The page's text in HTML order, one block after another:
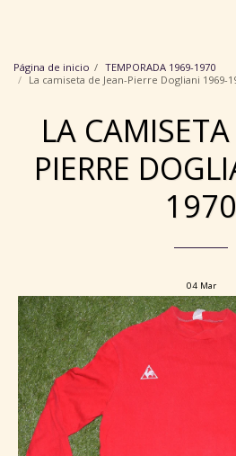
Página de inicio
TEMPORADA 1969-1970
La camiseta de Jean-Pierre Dogliani 1969-
LA
PIERRE
1970
04 Mar